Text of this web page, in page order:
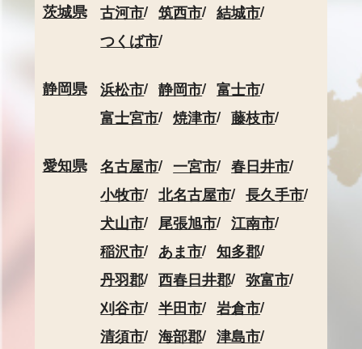
茨城県 古河市 筑西市
結城市
つくば市
静岡県 浜松市 静岡市
富士市
富士宮市
焼津市 藤枝市
愛知県 名古屋市 一宮市
春日井市
小牧市
北名古屋市
長久手市
犬山市
尾張旭市
江南市
稲沢市
あま市
知多郡
丹羽郡
西春日井郡
弥富市
刈谷市
半田市
岩倉市
清須市
海部郡 津島市